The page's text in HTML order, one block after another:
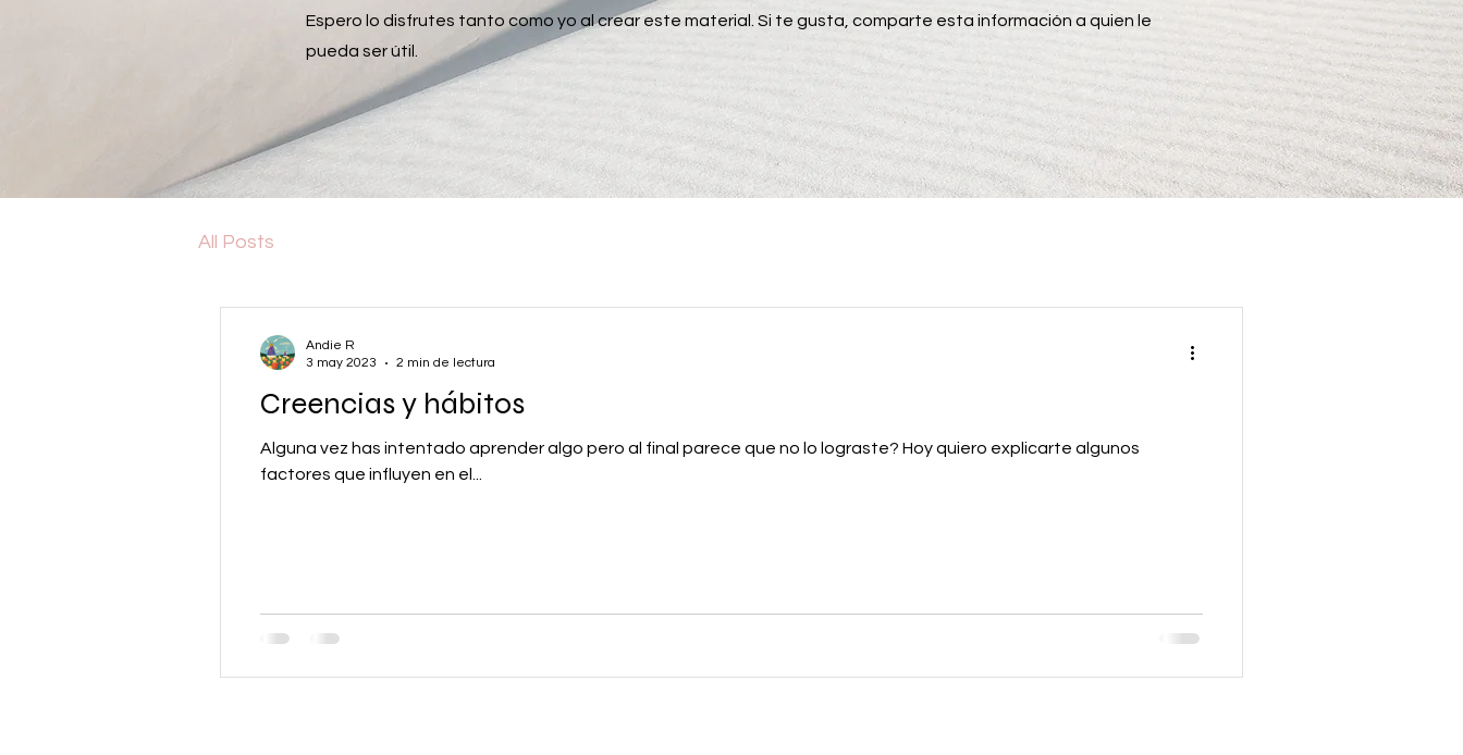
Espero lo disfrutes tanto como yo al crear este material. Si te gusta, comparte esta información a quien le
pueda ser útil.
All Posts
Creencias y hábitos
Alguna vez has intentado aprender algo pero al final parece que no lo lograste? Hoy quiero explicarte algunos
factores que influyen en el...
Andie R
3 may 2023
2 min de lectura